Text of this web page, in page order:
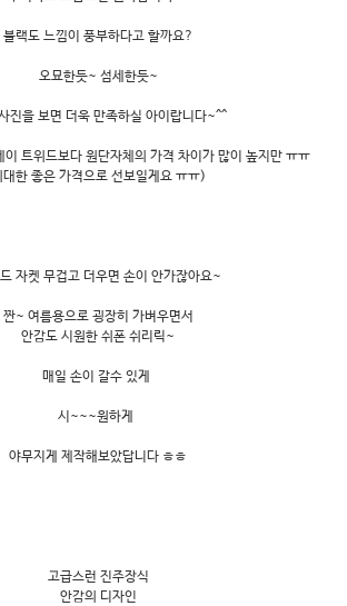
블랙도 느낌이 풍부하다고 할까요?
오묘한듯~ 섬세한듯~
진을 보면 더욱 만족하실 아이랍니다~^^
이 트위드보다 원단자체의 가격 차이가 많이 높지만 ㅠㅠ
대한 좋은 가격으로 선보일게요 ㅠㅠ)
자켓 무겁고 더우면 손이 안가잖아요~
짠~ 여름용으로 굉장히 가벼우면서
안감도 시원한 쉬폰 쉬리릭~
매일 손이 갈수 있게
시~~~원하게
야무지게 제작해보았답니다 ㅎㅎ
고급스런 진주장식
안감의 디자인